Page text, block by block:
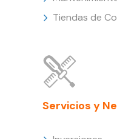
Tiendas de
Servicios y